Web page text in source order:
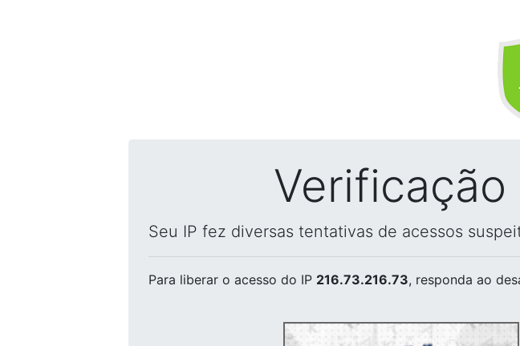
Seu IP fez diversas tentativas de acessos
Para liberar o acesso do IP 216.73.216.73, responda ao